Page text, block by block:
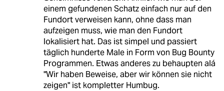
einem gefundenen Schatz einfach nur auf den
Fundort verweisen kann, ohne dass man
aufzeigen muss, wie man den Fundort
lokalisiert hat. Das ist simpel und passiert
täglich hunderte Male in Form von Bug Bounty
Programmen. Etwas anderes zu behaupten alá
"Wir haben Beweise, aber wir können sie nicht
zeigen" ist kompletter Humbug.